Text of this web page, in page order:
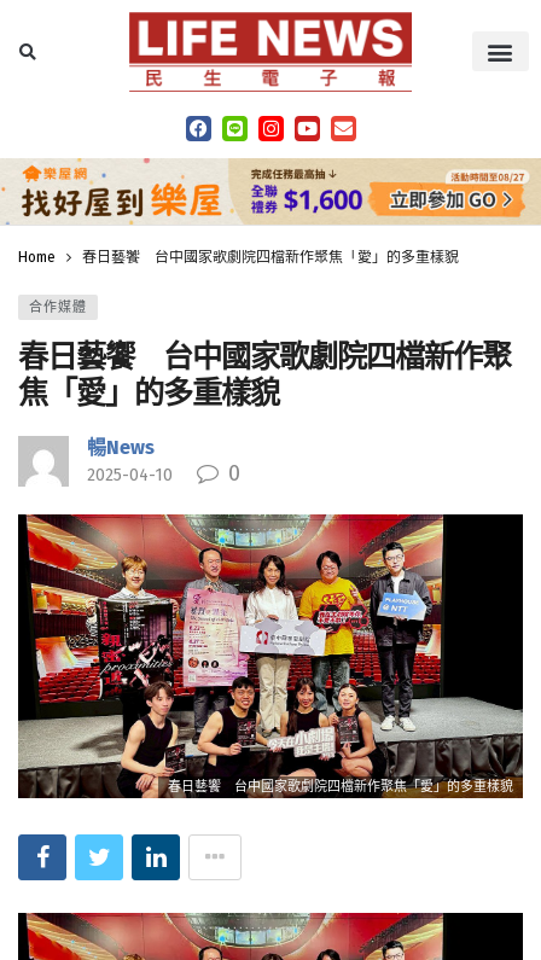
Home 春日藝饗 台中國家歌劇院四檔新作聚焦「愛」的多重樣貌
合作媒體
春日藝饗 台中國家歌劇院四檔新作聚
焦「愛」的多重樣貌
暢News
2025-04-10 0
春日藝饗 台中國家歌劇院四檔新作聚焦「愛」的多重樣貌